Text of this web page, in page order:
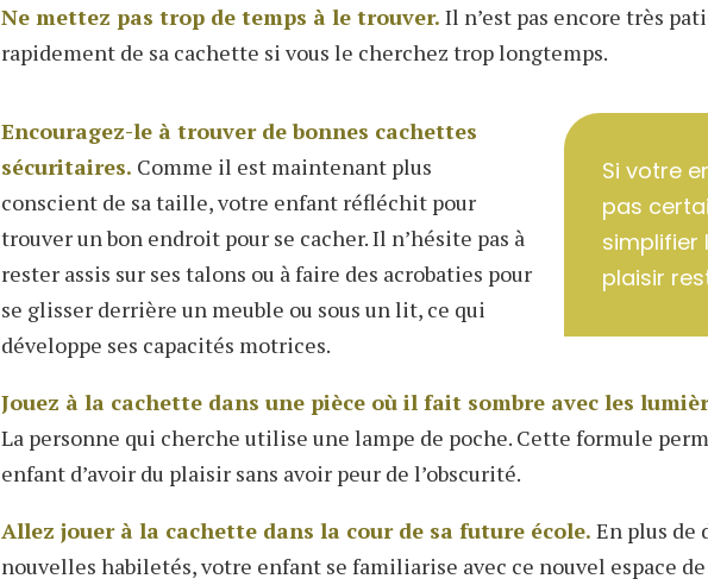
Ne mettez pas trop de temps à le trouver. Il n’est pas encore très
rapidement de sa cachette si vous le cherchez trop longtemps.
Si votre
pas
simplifier
plaisir
Encouragez-le à trouver de bonnes cachettes
sécuritaires. Comme il est maintenant plus
conscient de sa taille, votre enfant réfléchit pour
trouver un bon endroit pour se cacher. Il n’hésite pas à
rester assis sur ses talons ou à faire des acrobaties pour
se glisser derrière un meuble ou sous un lit, ce qui
développe ses capacités motrices.
Jouez à la cachette dans une pièce où il fait sombre avec les
La personne qui cherche utilise une lampe de poche. Cette formule
enfant d’avoir du plaisir sans avoir peur de l’obscurité.
Allez jouer à la cachette dans la cour de sa future école. En plus de
nouvelles habiletés, votre enfant se familiarise avec ce nouvel espace